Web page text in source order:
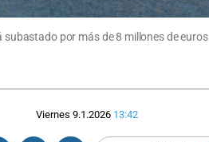
por más de 8 millones de euros
Viernes 9.1.2026 13:42